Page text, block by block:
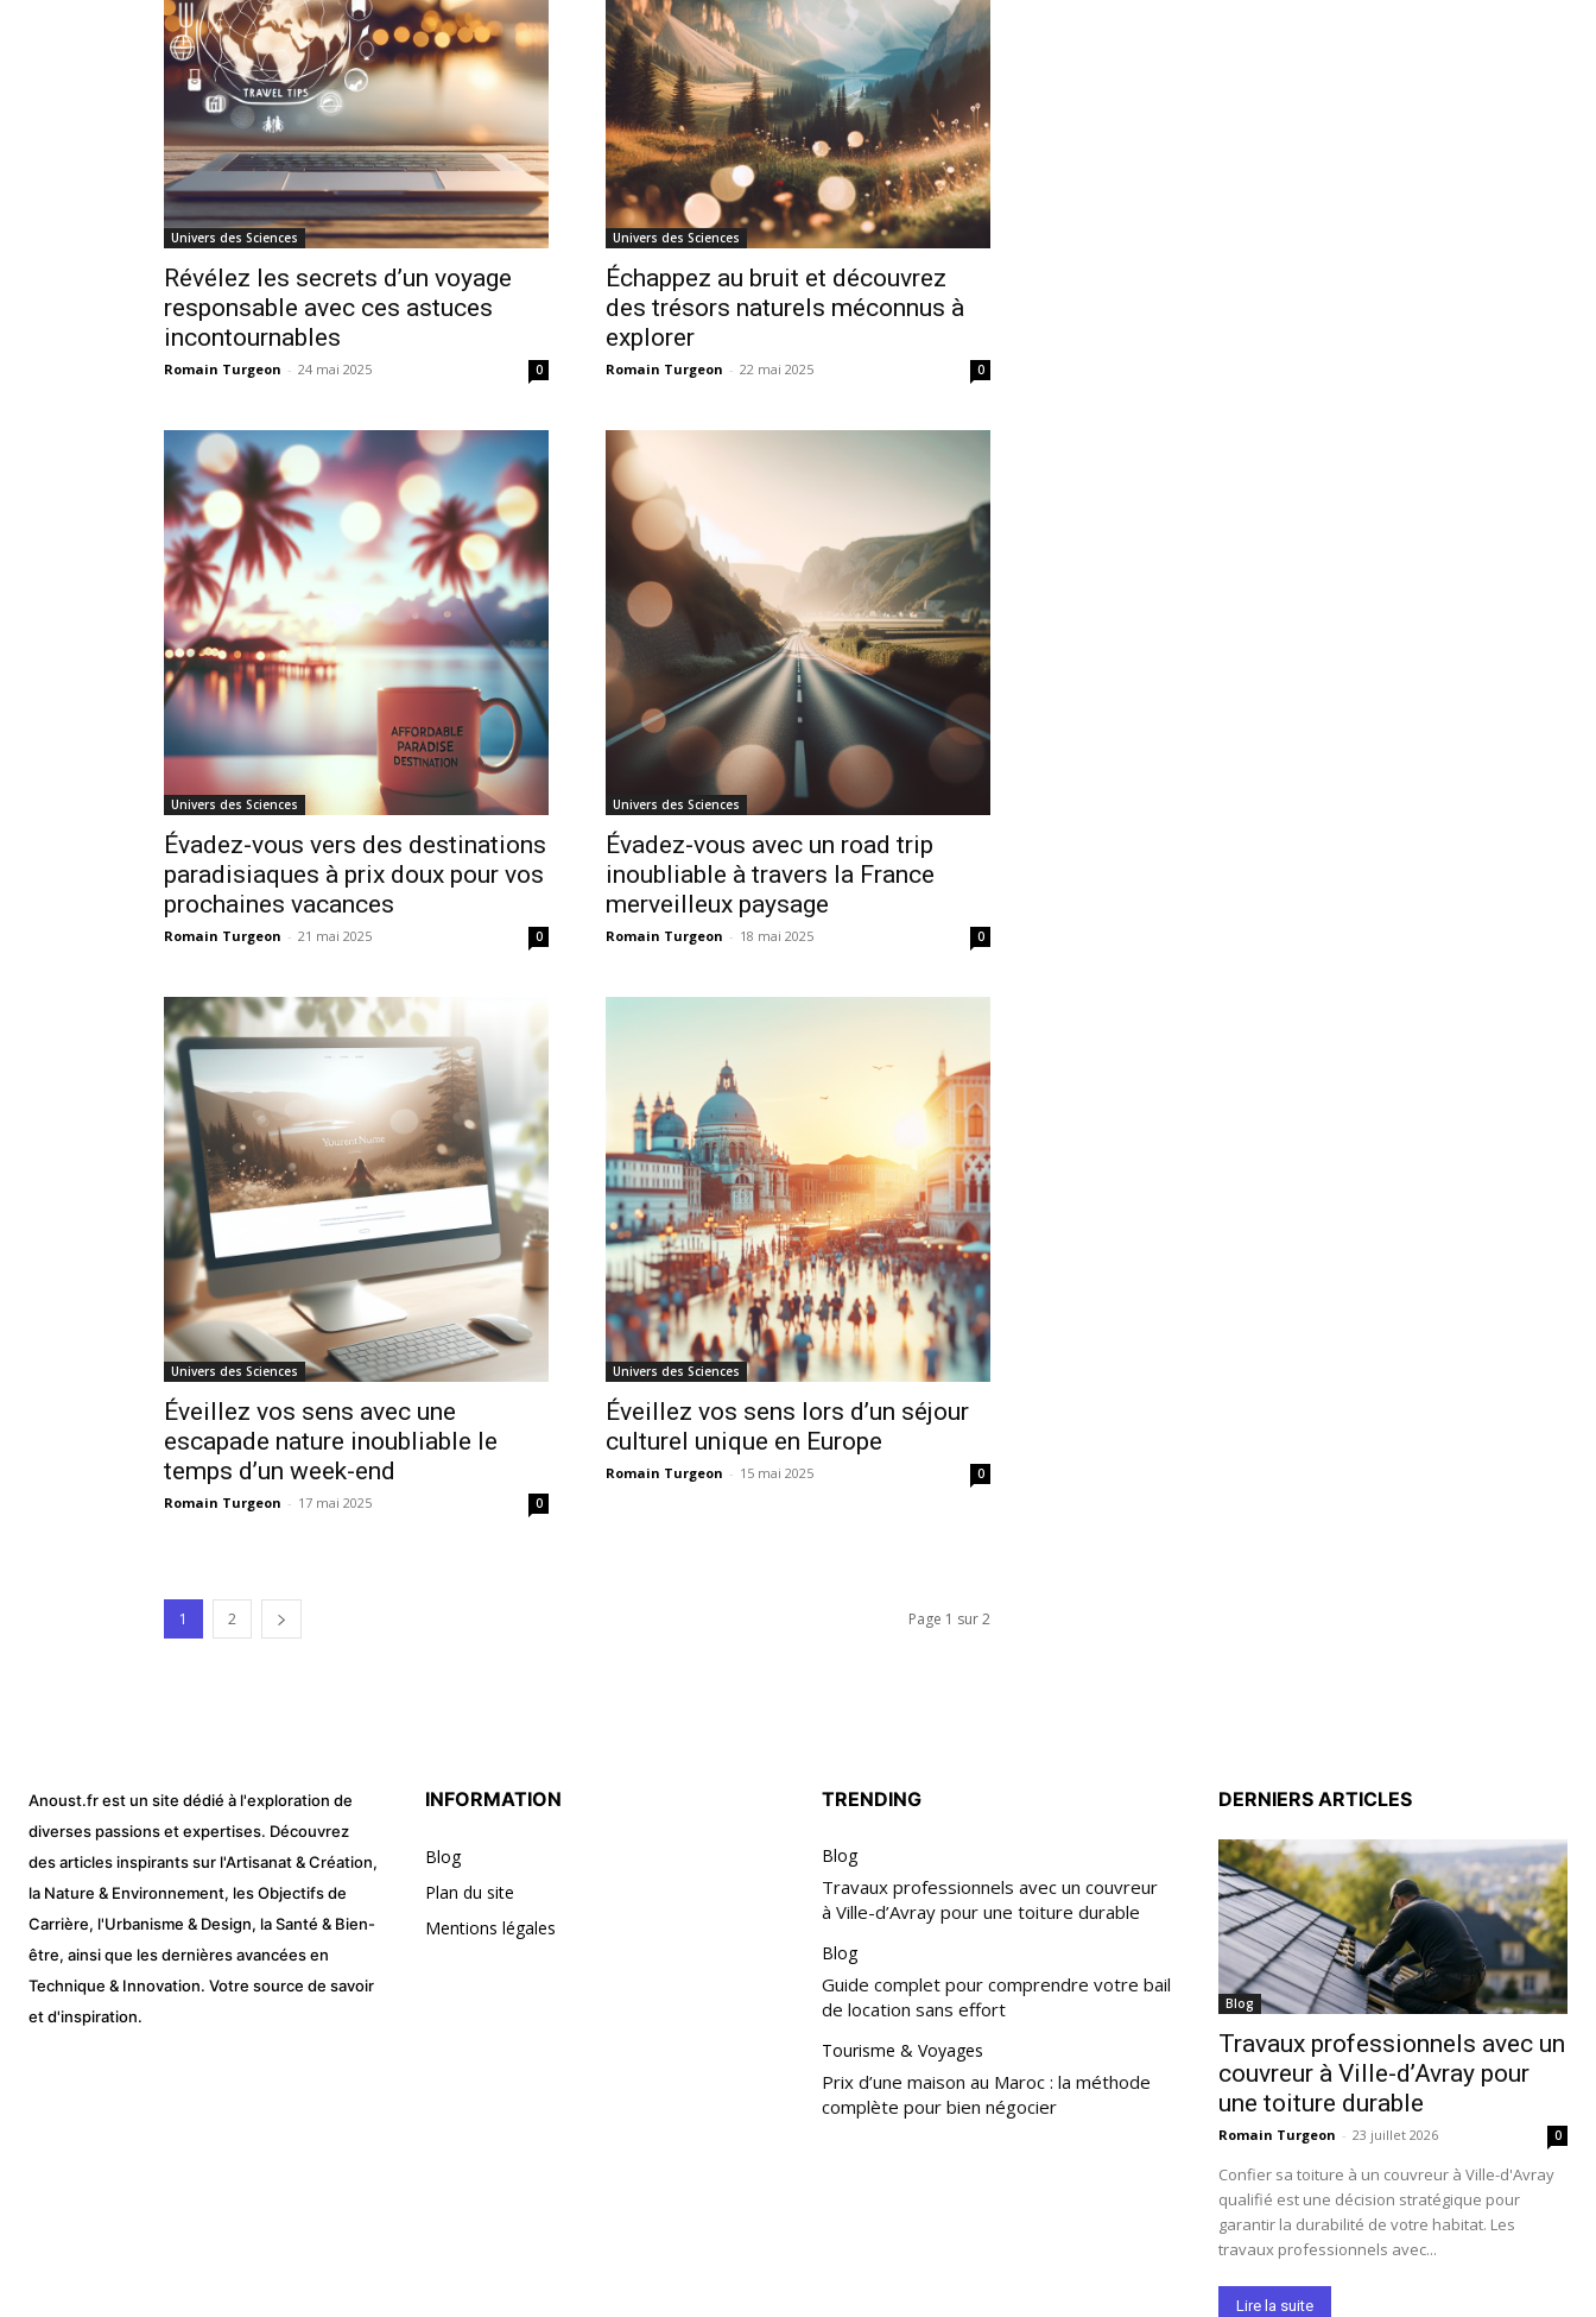
Univers des Sciences
Révélez les secrets d’un voyage
responsable avec ces astuces
incontournables
Romain Turgeon - 24 mai 2025 0
Univers des Sciences
Échappez au bruit et découvrez
des trésors naturels méconnus à
explorer
Romain Turgeon - 22 mai 2025 0
Univers des Sciences
Évadez-vous vers des destinations
paradisiaques à prix doux pour vos
prochaines vacances
Romain Turgeon - 21 mai 2025 0
Univers des Sciences
Évadez-vous avec un road trip
inoubliable à travers la France
merveilleux paysage
Romain Turgeon - 18 mai 2025 0
Univers des Sciences
Éveillez vos sens avec une
escapade nature inoubliable le
temps d’un week-end
Romain Turgeon - 17 mai 2025 0
Univers des Sciences
Éveillez vos sens lors d’un séjour
culturel unique en Europe
Romain Turgeon - 15 mai 2025 0
1 2 Page 1 sur 2
Anoust.fr est un site dédié à l'exploration de
diverses passions et expertises. Découvrez
des articles inspirants sur l'Artisanat & Création,
la Nature & Environnement, les Objectifs de
Carrière, l'Urbanisme & Design, la Santé & Bien-
être, ainsi que les dernières avancées en
Technique & Innovation. Votre source de savoir
et d'inspiration.
INFORMATION
Blog
Plan du site
Mentions légales
TRENDING
Blog
Travaux professionnels avec un couvreur
à Ville-d’Avray pour une toiture durable
Blog
Guide complet pour comprendre votre bail
de location sans effort
Tourisme & Voyages
Prix d’une maison au Maroc : la méthode
complète pour bien négocier
DERNIERS ARTICLES
Blog
Travaux professionnels avec un
couvreur à Ville-d’Avray pour
une toiture durable
Romain Turgeon - 23 juillet 2026 0
Confier sa toiture à un couvreur à Ville-d'Avray
qualifié est une décision stratégique pour
garantir la durabilité de votre habitat. Les
travaux professionnels avec...
Lire la suite